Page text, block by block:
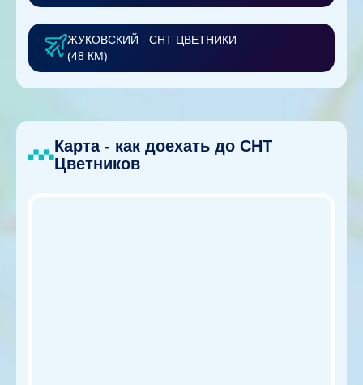
ЖУКОВСКИЙ - СНТ ЦВЕТНИКИ
(48 КМ)
Карта - как доехать до СНТ
Цветников